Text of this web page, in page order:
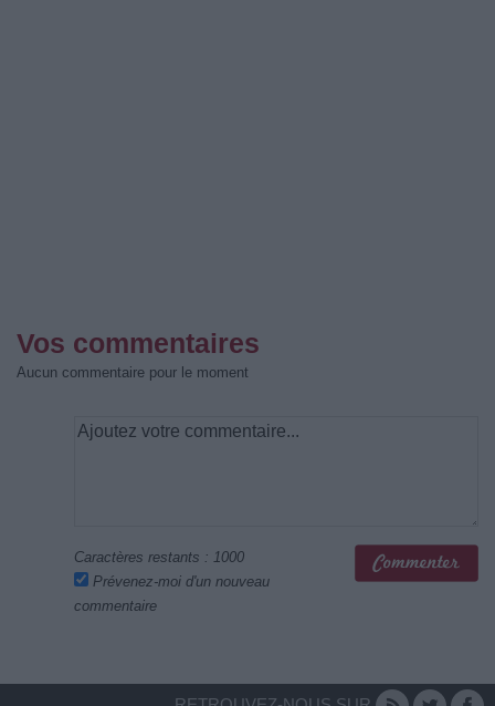
Vos commentaires
Aucun commentaire pour le moment
Caractères restants : 1000
Prévenez-moi d'un nouveau
commentaire